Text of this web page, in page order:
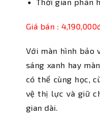
Giá bán :
Với màn hình bảo
sáng xanh hay
có thể cùng học,
vệ thị lực và giữ
gian dài.